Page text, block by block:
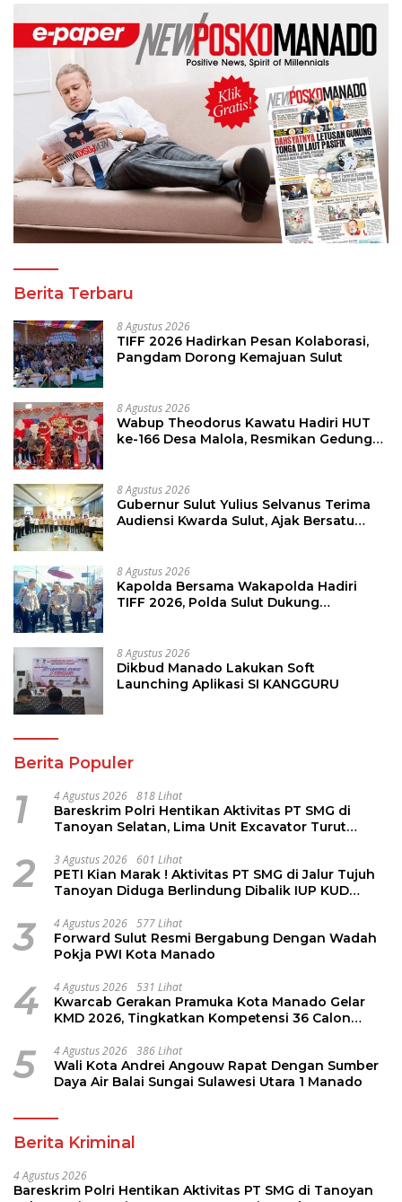
Berita Terbaru
8 Agustus 2026
TIFF 2026 Hadirkan Pesan Kolaborasi,
Pangdam Dorong Kemajuan Sulut
8 Agustus 2026
Wabup Theodorus Kawatu Hadiri HUT
ke-166 Desa Malola, Resmikan Gedung
8 Agustus 2026
Gubernur Sulut Yulius Selvanus Terima
Audiensi Kwarda Sulut, Ajak Bersatu
8 Agustus 2026
Kapolda Bersama Wakapolda Hadiri
TIFF 2026, Polda Sulut Dukung
8 Agustus 2026
Dikbud Manado Lakukan Soft
Launching Aplikasi SI KANGGURU
Berita Populer
1 4 Agustus 2026 818 Lihat
Bareskrim Polri Hentikan Aktivitas PT SMG di
Tanoyan Selatan, Lima Unit Excavator Turut
2 3 Agustus 2026 601 Lihat
PETI Kian Marak ! Aktivitas PT SMG di Jalur Tujuh
Tanoyan Diduga Berlindung Dibalik IUP KUD
3 4 Agustus 2026 577 Lihat
Forward Sulut Resmi Bergabung Dengan Wadah
Pokja PWI Kota Manado
4 4 Agustus 2026 531 Lihat
Kwarcab Gerakan Pramuka Kota Manado Gelar
KMD 2026, Tingkatkan Kompetensi 36 Calon
5 4 Agustus 2026 386 Lihat
Wali Kota Andrei Angouw Rapat Dengan Sumber
Daya Air Balai Sungai Sulawesi Utara 1 Manado
Berita Kriminal
4 Agustus 2026
Bareskrim Polri Hentikan Aktivitas PT SMG di Tanoyan